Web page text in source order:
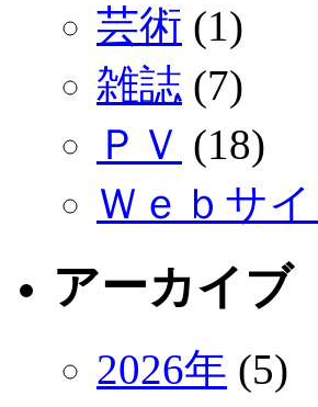
芸術 (1)
雑誌 (7)
ＰＶ (18)
Ｗｅｂサ
アーカイブ
2026年 (5)